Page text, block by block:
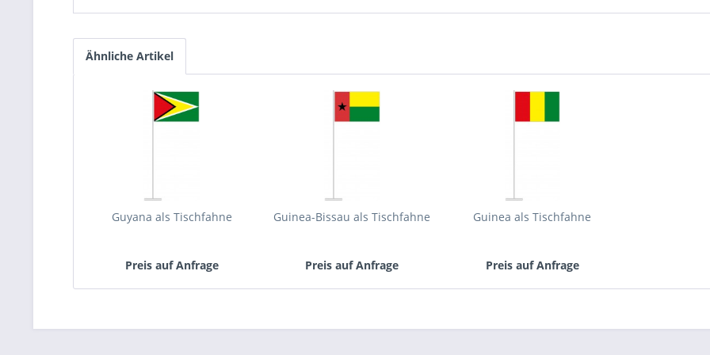
Ähnliche Artikel
Guyana als Tischfahne
Preis auf Anfrage
Guinea-Bissau als Tischfahne
Preis auf Anfrage
Guinea als Tischfahne
Preis auf Anfrage